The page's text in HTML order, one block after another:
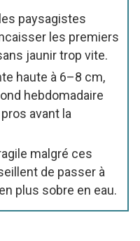
paysagistes
les premiers
jaunir trop vite.
haute à 6–8 cm,
hebdomadaire
avant la
malgré ces
de passer à
plus sobre en eau.